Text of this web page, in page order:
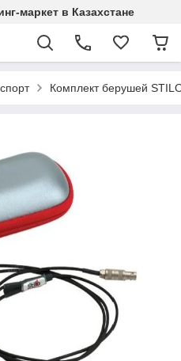
маркет в Казахстане
Комплект берушей